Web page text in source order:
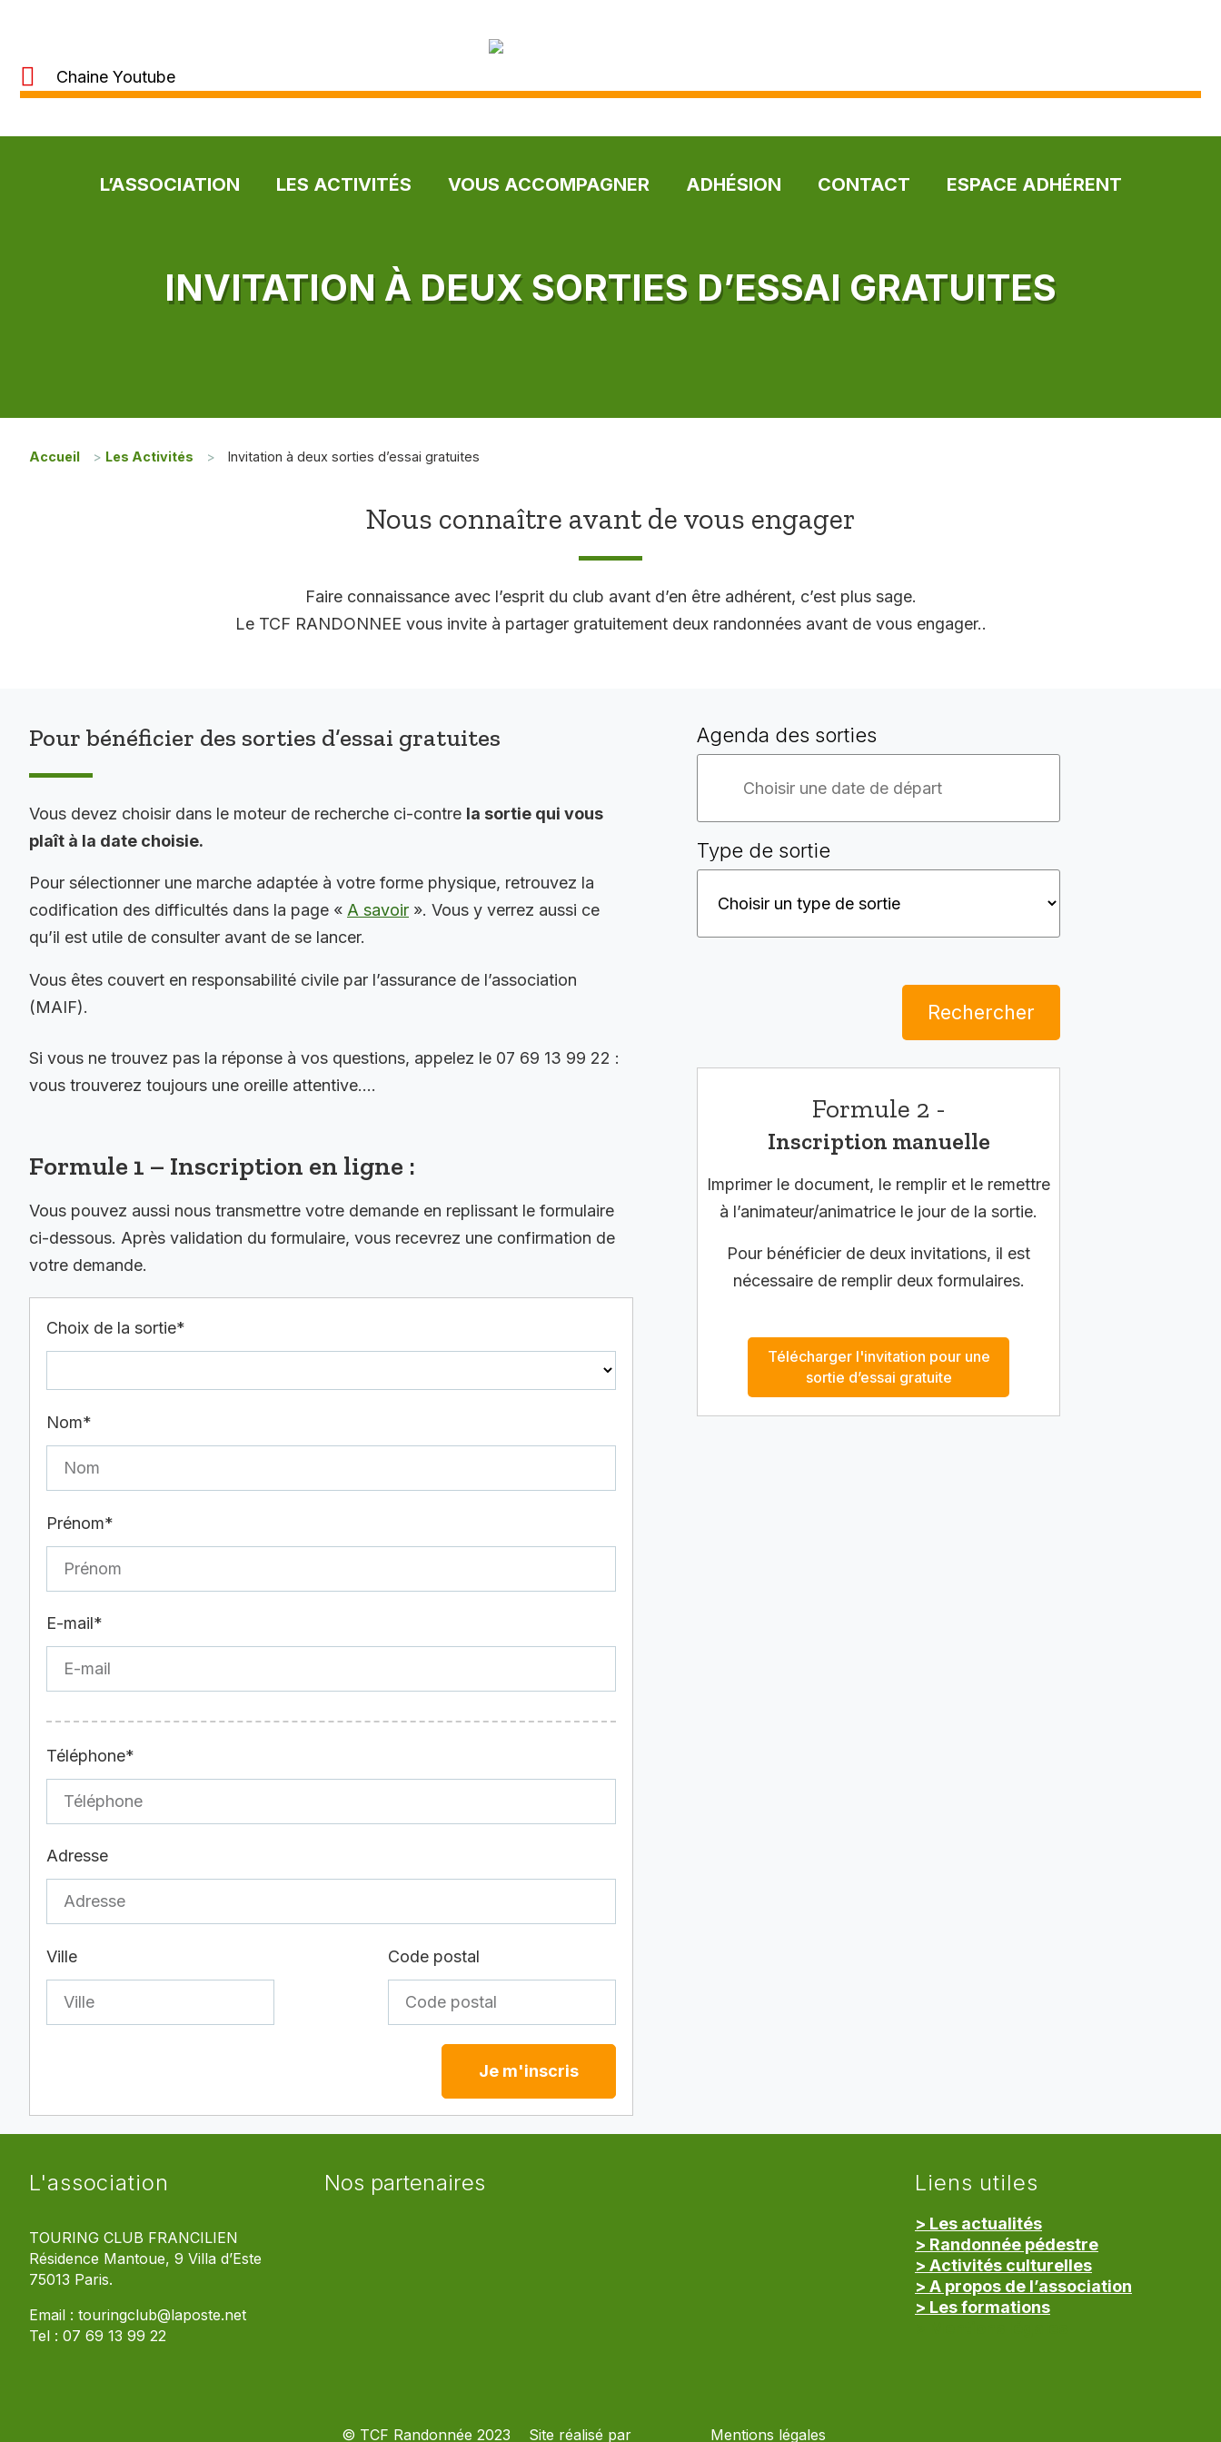
Chaine Youtube
L’ASSOCIATION LES ACTIVITÉS VOUS ACCOMPAGNER ADHÉSION CONTACT ESPACE ADHÉRENT
INVITATION À DEUX SORTIES D’ESSAI GRATUITES
Accueil > Les Activités > Invitation à deux sorties d’essai gratuites
Nous connaître avant de vous engager
Faire connaissance avec l’esprit du club avant d’en être adhérent, c’est plus sage.
Le TCF RANDONNEE vous invite à partager gratuitement deux randonnées avant de vous engager..
Pour bénéficier des sorties d’essai gratuites
Vous devez choisir dans le moteur de recherche ci-contre la sortie qui vous
plaît à la date choisie.
Pour sélectionner une marche adaptée à votre forme physique, retrouvez la
codification des difficultés dans la page « A savoir ». Vous y verrez aussi ce
qu’il est utile de consulter avant de se lancer.
Vous êtes couvert en responsabilité civile par l’assurance de l’association
(MAIF).
Si vous ne trouvez pas la réponse à vos questions, appelez le 07 69 13 99 22 :
vous trouverez toujours une oreille attentive….
Formule 1 – Inscription en ligne :
Vous pouvez aussi nous transmettre votre demande en replissant le formulaire
ci-dessous. Après validation du formulaire, vous recevrez une confirmation de
votre demande.
Choix de la sortie*
Nom*
Prénom*
E-mail*
Téléphone*
Adresse
Ville Code postal
Je m'inscris
Agenda des sorties
Type de sortie
Rechercher
Formule 2 -
Inscription manuelle
Imprimer le document, le remplir et le remettre
à l’animateur/animatrice le jour de la sortie.
Pour bénéficier de deux invitations, il est
nécessaire de remplir deux formulaires.
Télécharger l'invitation pour une
sortie d’essai gratuite
L'association
TOURING CLUB FRANCILIEN
Résidence Mantoue, 9 Villa d’Este
75013 Paris.
Email : touringclub@laposte.net
Tel : 07 69 13 99 22
Nos partenaires Liens utiles
> Les actualités
> Randonnée pédestre
> Activités culturelles
> A propos de l’association
> Les formations
© TCF Randonnée 2023 Site réalisé par Mentions légales